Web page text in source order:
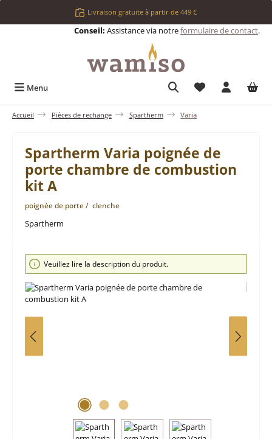
Passer au contenu principalLivraison gratuite à partir de 449 €
Conseil: Assistance via notreformulaire de contact.
Menu Vous avez 0
Accueil Pièces de rechange Spartherm Varia
Spartherm Varia poignée de
porte chambre de combustion
kit A
poignée de porte / clenche
Spartherm
Ignorer la galerie d'images
Veuillez lire la description du produit.